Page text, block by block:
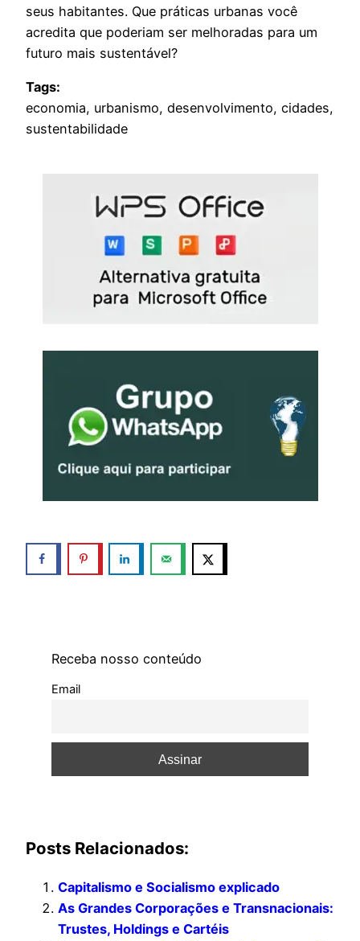
seus habitantes. Que práticas urbanas você
acredita que poderiam ser melhoradas para um
futuro mais sustentável?
Tags:
economia, urbanismo, desenvolvimento, cidades,
sustentabilidade
Receba nosso conteúdo
Email
Posts Relacionados:
Capitalismo e Socialismo explicado
As Grandes Corporações e Transnacionais:
Trustes, Holdings e Cartéis